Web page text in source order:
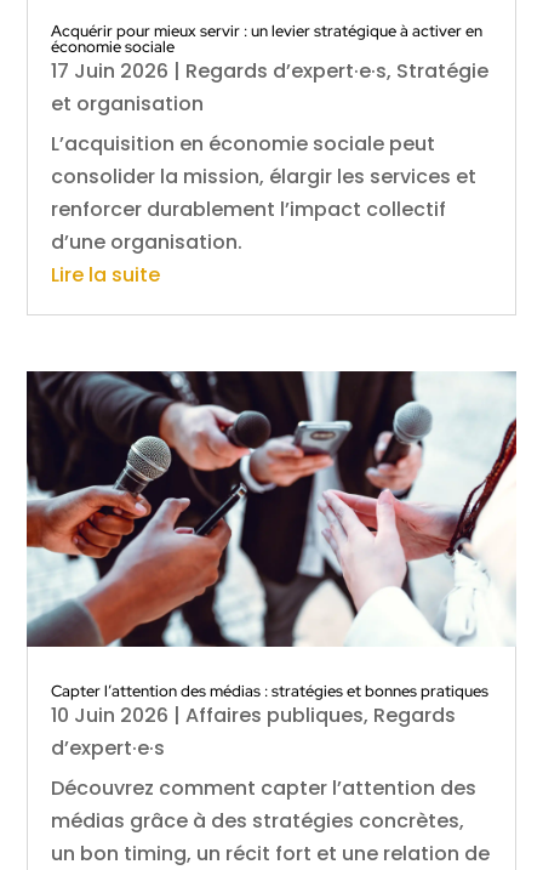
Acquérir pour mieux servir : un levier stratégique à activer en
économie sociale
17 Juin 2026 | Regards d’expert·e·s, Stratégie
et organisation
L’acquisition en économie sociale peut
consolider la mission, élargir les services et
renforcer durablement l’impact collectif
d’une organisation.
Lire la suite
Capter l’attention des médias : stratégies et bonnes pratiques
10 Juin 2026 |Affaires publiques, Regards
d’expert·e·s
Découvrez comment capter l’attention des
médias grâce à des stratégies concrètes,
un bon timing, un récit fort et une relation de